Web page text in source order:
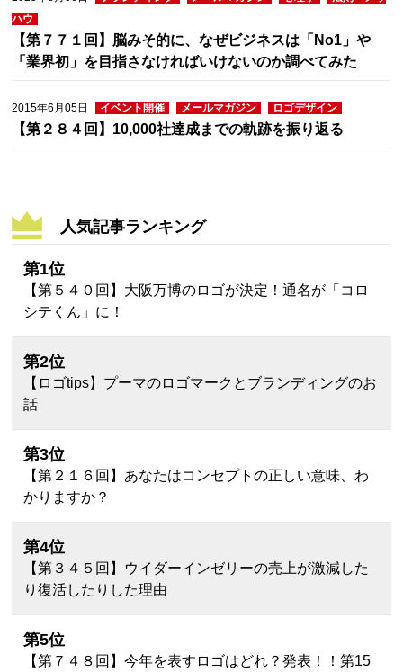
ハウ
【第７７１回】脳みそ的に、なぜビジネスは「No1」や
「業界初」を目指さなければいけないのか調べてみた
2015年6月05日 イベント開催 メールマガジン ロゴデザイン
【第２８４回】10,000社達成までの軌跡を振り返る
人気記事ランキング
第1位
【第５４０回】大阪万博のロゴが決定！通名が「コロ
シテくん」に！
第2位
【ロゴtips】プーマのロゴマークとブランディングのお
話
第3位
【第２１６回】あなたはコンセプトの正しい意味、わ
かりますか？
第4位
【第３４５回】ウイダーインゼリーの売上が激減した
り復活したりした理由
第5位
【第７４８回】今年を表すロゴはどれ？発表！！第15